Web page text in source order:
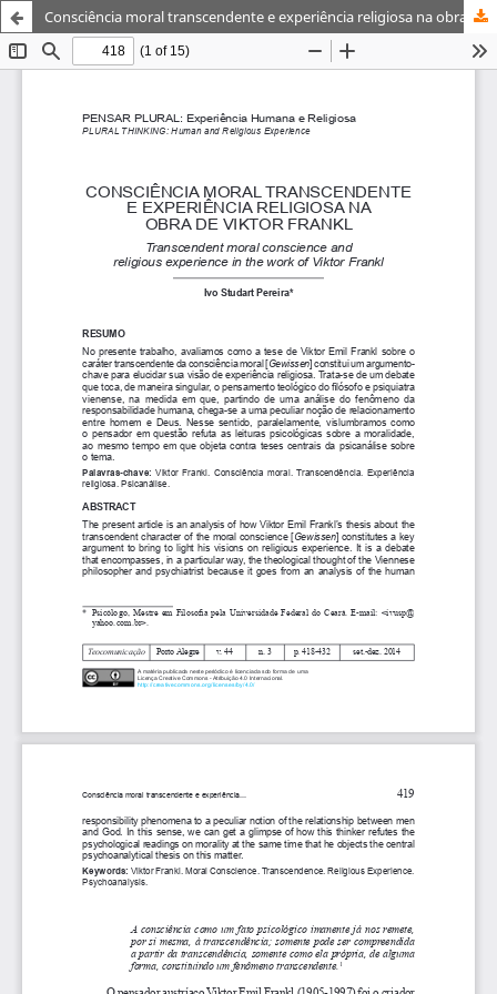
Consciência moral transcendente e experiência religiosa na obra de Viktor Frankl